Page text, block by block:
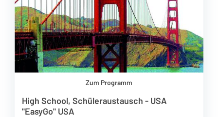
Zum Programm
High School, Schüleraustausch - USA
"EasyGo" USA